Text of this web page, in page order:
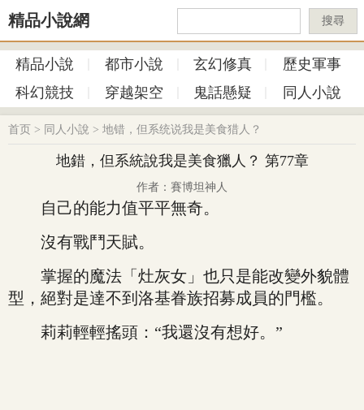
精品小說網 搜尋
精品小說 都市小說 玄幻修真
歷史軍事
科幻競技
穿越架空 鬼話懸疑 同人小說
首页 > 同人小說 > 地错，但系统说我是美食猎人？
地錯，但系統說我是美食獵人？ 第77章
作者：賽博坦神人
自己的能力值平平無奇。
沒有戰鬥天賦。
掌握的魔法「灶灰女」也只是能改變外貌體
型，絕對是達不到洛基眷族招募成員的門檻。
莉莉輕輕搖頭：“我還沒有想好。”